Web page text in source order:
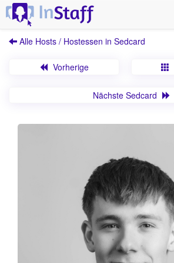
Alle Hosts / Hostessen in Sedcard
Vorherige
Nächste Sedcard